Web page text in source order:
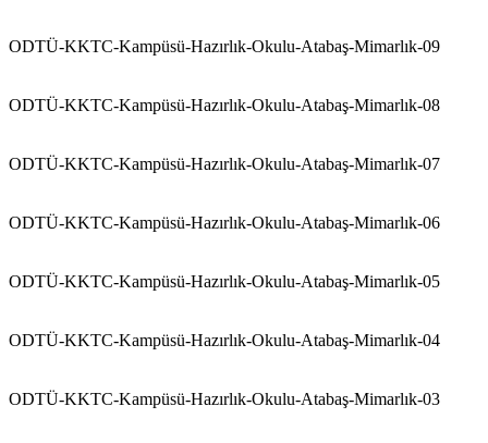
ODTÜ-KKTC-Kampüsü-Hazırlık-Okulu-Atabaş-Mimarlık-09
ODTÜ-KKTC-Kampüsü-Hazırlık-Okulu-Atabaş-Mimarlık-08
ODTÜ-KKTC-Kampüsü-Hazırlık-Okulu-Atabaş-Mimarlık-07
ODTÜ-KKTC-Kampüsü-Hazırlık-Okulu-Atabaş-Mimarlık-06
ODTÜ-KKTC-Kampüsü-Hazırlık-Okulu-Atabaş-Mimarlık-05
ODTÜ-KKTC-Kampüsü-Hazırlık-Okulu-Atabaş-Mimarlık-04
ODTÜ-KKTC-Kampüsü-Hazırlık-Okulu-Atabaş-Mimarlık-03